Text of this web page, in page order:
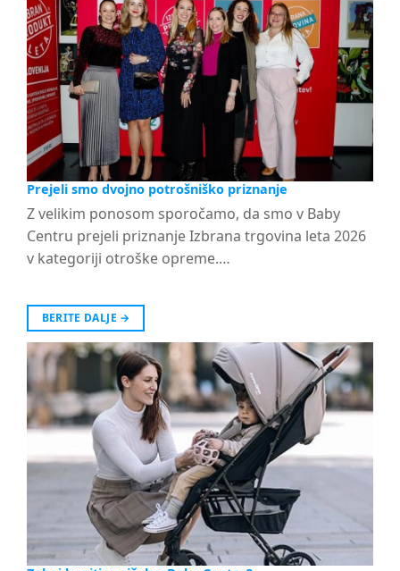
Prejeli smo dvojno potrošniško priznanje
Z velikim ponosom sporočamo, da smo v Baby
Centru prejeli priznanje Izbrana trgovina leta 2026
v kategoriji otroške opreme.…
BERITE DALJE →